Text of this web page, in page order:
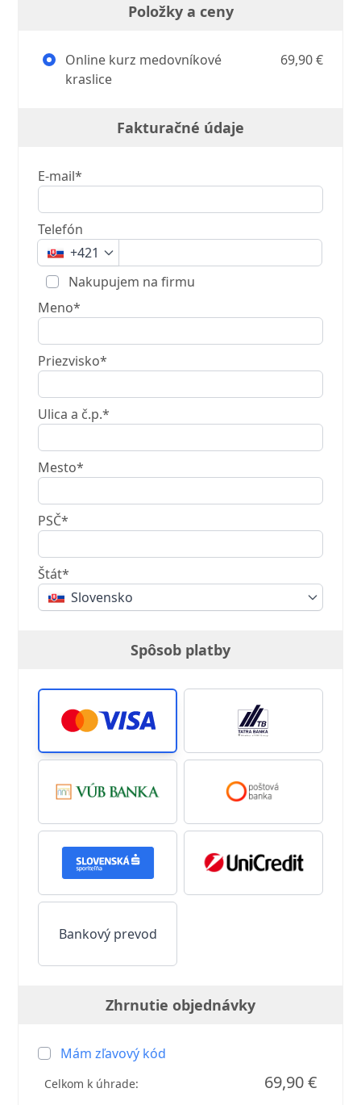
Položky a ceny
Online kurz medovníkové
kraslice
69,90 €
Fakturačné údaje
E-mail*
Telefón
+421
Nakupujem na firmu
Meno*
Priezvisko*
Ulica a č.p.*
Mesto*
PSČ*
Štát*
Slovensko
Spôsob platby
Bankový prevod
Zhrnutie objednávky
Mám zľavový kód
Celkom k úhrade: 69,90 €